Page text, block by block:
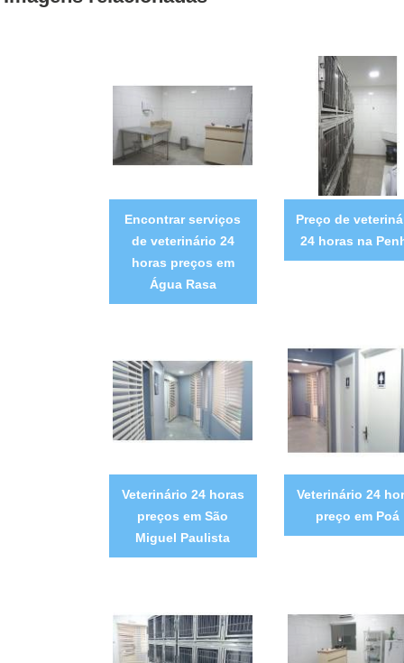
Encontrar serviços
de veterinário 24
horas preços em
Água Rasa
Preço de
24 horas na
Veterinário 24 horas
preços em São
Miguel Paulista
Veterinário 24
preço em Poá